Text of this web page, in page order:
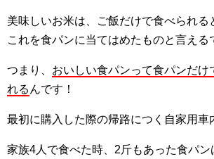
美味しいお米は、ご飯だけで食べられる
これを食パンに当てはめたものと言える
つまり、 おいしい食パンって食パンだけ
れる んです！
最初に購入した際の帰路につく自家用車
家族4人で食べた時、2斤もあった食パン